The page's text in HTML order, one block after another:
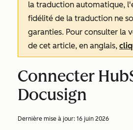
la traduction automatique,
fidélité de la traduction ne
garanties. Pour consulter la
de cet article, en anglais,
Connecter
Docusign
Dernière mise à jour: 16 juin 2026